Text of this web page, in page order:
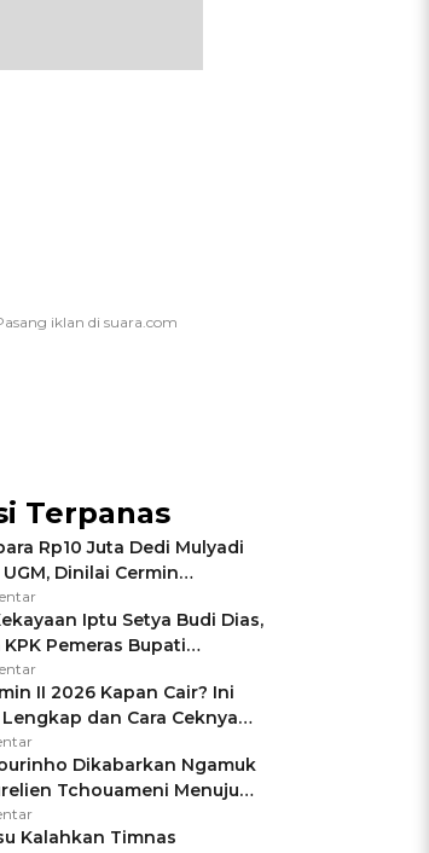
Terpanas
Rp10 Juta Dedi Mulyadi
Dinilai Cermin
Negara Jamin Keamanan
Iptu Setya Budi Dias,
Pemeras Bupati
II 2026 Kapan Cair? Ini
dan Cara Ceknya
Tidak Hangus!
Dikabarkan Ngamuk
Tchouameni Menuju
United
Kalahkan Timnas